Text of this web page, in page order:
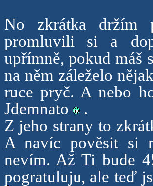
No zkrátka držím
promluvili si a
upřímně, pokud máš
na něm záleželo
ruce pryč. A nebo
Jdemnato
.
Z jeho strany to
A navíc pověsit si
nevím. Až Ti bude
pogratuluju, ale teď